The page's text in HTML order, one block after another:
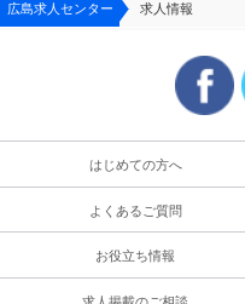
広島求人センター 求人情報
はじめての方へ
よくあるご質問
お役立ち情報